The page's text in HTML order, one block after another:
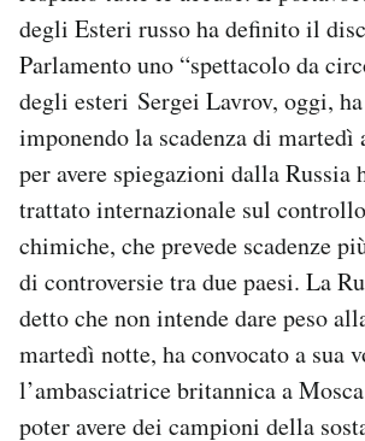
degli Esteri russo ha definito il
Parlamento uno “spettacolo da
degli esteri Sergei Lavrov, oggi,
imponendo la scadenza di martedì
per avere spiegazioni dalla Russia
trattato internazionale sul
chimiche, che prevede scadenze
di controversie tra due paesi. La
detto che non intende dare peso
martedì notte, ha convocato a sua
l’ambasciatrice britannica a
poter avere dei campioni della